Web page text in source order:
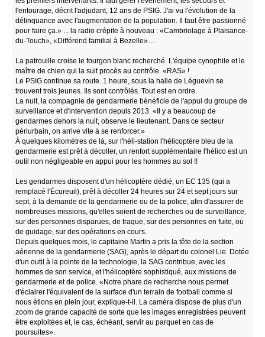
l'entourage, décrit l'adjudant, 12 ans de PSIG. J'ai vu l'évolution de la
délinquance avec l'augmentation de la population. Il faut être passionné
pour faire ça.» ... la radio crépite à nouveau : «Cambriolage à Plaisance-
du-Touch», «Différend familial à Bezelle»…
La patrouille croise le fourgon blanc recherché. L'équipe cynophile et le
maître de chien qui la suit procès au contrôle. «RAS» !
Le PSIG continue sa route. 1 heure, sous la halle de Léguevin se
trouvent trois jeunes. Ils sont contrôlés. Tout est en ordre.
La nuit, la compagnie de gendarmerie bénéficie de l'appui du groupe de
surveillance et d'intervention depuis 2013. «Il y a beaucoup de
gendarmes dehors la nuit, observe le lieutenant. Dans ce secteur
périurbain, on arrive vite à se renforcer.»
À quelques kilomètres de là, sur l'héli-station l'hélicoptère bleu de la
gendarmerie est prêt à décoller, un renfort supplémentaire l'hélico est un
outil non négligeable en appui pour les hommes au sol !!
Les gendarmes disposent d'un hélicoptère dédié, un EC 135 (qui a
remplacé l'Écureuil), prêt à décoller 24 heures sur 24 et sept jours sur
sept, à la demande de la gendarmerie ou de la police, afin d'assurer de
nombreuses missions, qu'elles soient de recherches ou de surveillance,
sur des personnes disparues, de traque, sur des personnes en fuite, ou
de guidage, sur des opérations en cours.
Depuis quelques mois, le capitaine Martin a pris la tête de la section
aérienne de la gendarmerie (SAG), après le départ du colonel Lie. Dotée
d'un outil à la pointe de la technologie, la SAG contribue, avec les
hommes de son service, et l'hélicoptère sophistiqué, aux missions de
gendarmerie et de police. «Notre phare de recherche nous permet
d'éclairer l'équivalent de la surface d'un terrain de football comme si
nous étions en plein jour, explique-t-il. La caméra dispose de plus d'un
zoom de grande capacité de sorte que les images enregistrées peuvent
être exploitées et, le cas, échéant, servir au parquet en cas de
poursuites».